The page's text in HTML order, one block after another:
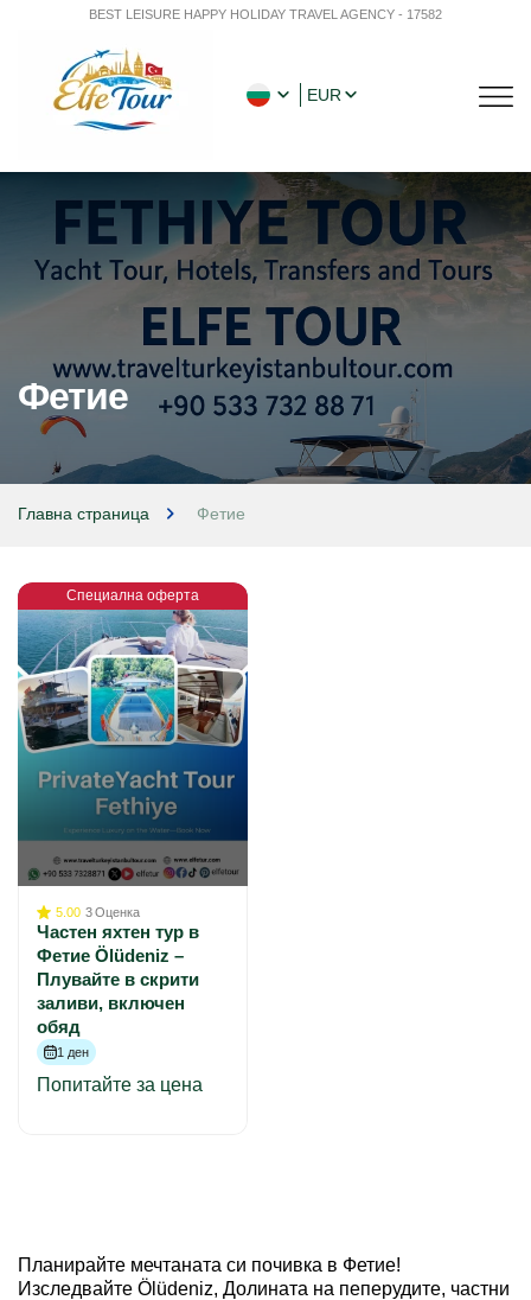
BEST LEISURE HAPPY HOLIDAY TRAVEL AGENCY - 17582
EUR
Фетие
Главна страница Фетие
Специална оферта
5.00 3Оценка
Частен яхтен тур в
Фетие Ölüdeniz –
Плувайте в скрити
заливи, включен
обяд
1 ден
Попитайте за цена
Планирайте мечтаната си почивка в Фетие!
Изследвайте Ölüdeniz, Долината на пеперудите, частни